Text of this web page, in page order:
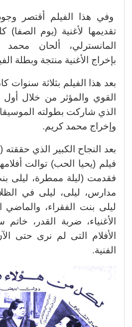
وفي هذا الفيلم أقتصر
تقديمها لأغنية (يوم
المانسترلي، ألحان
بإخراج الأغنية منتجة وبطلة
بعد هذا الفيلم بثلاثة سنوات
القوي والمؤثر من خلال أول
الذي شاركت بطولته
وإخراج محمد كريم.
بعد النجاح الكبير الذي
فيلم (يحيا الحب) توالت
فقدمت (ليلة ممطرة، ليلى
مدارس، ليلى، ليلى في
ليلى بنت الفقراء، والماضي
الأغنياء، ضربة القدر،
الأفلام التى لم نرى حتى
الفنية.